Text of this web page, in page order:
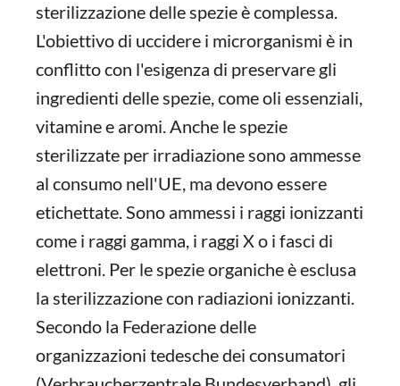
sterilizzazione delle spezie è complessa.
L'obiettivo di uccidere i microrganismi è in
conflitto con l'esigenza di preservare gli
ingredienti delle spezie, come oli essenziali,
vitamine e aromi. Anche le spezie
sterilizzate per irradiazione sono ammesse
al consumo nell'UE, ma devono essere
etichettate. Sono ammessi i raggi ionizzanti
come i raggi gamma, i raggi X o i fasci di
elettroni. Per le spezie organiche è esclusa
la sterilizzazione con radiazioni ionizzanti.
Secondo la Federazione delle
organizzazioni tedesche dei consumatori